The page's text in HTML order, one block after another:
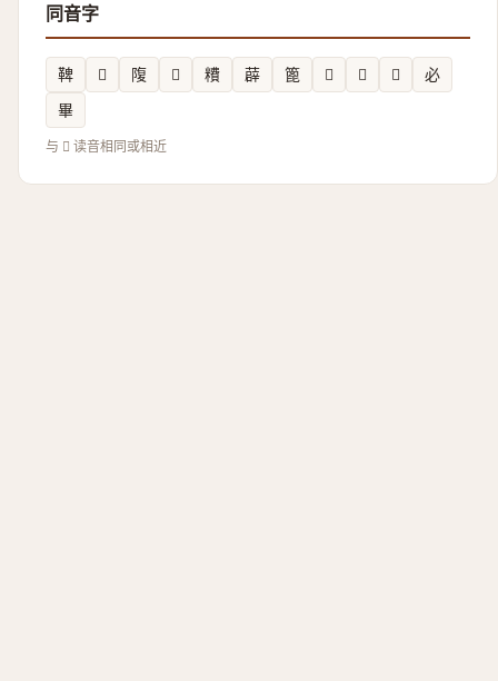
同音字
鞞 𪰗 䧗 𬛭 䊧 薜 篦 𥼊 𣝍 𠦒
必
畢
与 𬉭 读音相同或相近